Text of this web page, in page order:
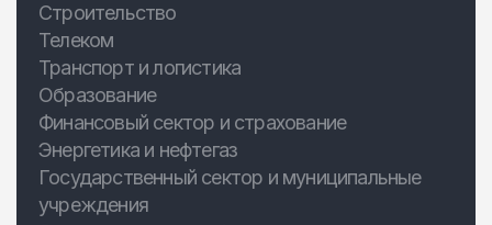
Строительство
Телеком
Транспорт и логистика
Образование
Финансовый сектор и страхование
Энергетика и нефтегаз
Государственный сектор и муниципальные
учреждения